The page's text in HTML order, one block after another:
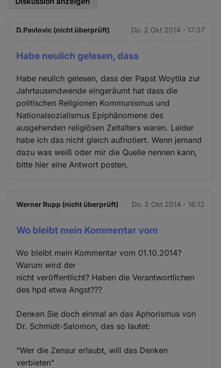
D.Pavlovic (nicht überprüft) Do. 2 Okt 2014 - 17:37
Habe neulich gelesen, dass
Habe neulich gelesen, dass der Papst Woytila zur
Jahrtausendwende eingeräumt hat dass die
politischen Religionen Kommunismus und
Nationalsozialismus Epiphänomene des
ausgehenden religiösen Zeitalters waren. Leider
habe ich das nicht gleich aufnotiert. Wenn jemand
dazu was weiß oder mir die Quelle nennen kann,
bitte hier eine Antwort posten.
Werner Rupp (nicht überprüft) Do. 2 Okt 2014 - 18:12
Wo bleibt mein Kommentar vom
Wo bleibt mein Kommentar vom 01.10.2014?
Warum wird der
nicht veröffentlicht? Haben die Verantwortlichen
des hpd etwa Angst???
Denken Sie doch einmal an das Aphorismus von
Dr. Schmidt-Salomon, das so lautet:
"Wer die Zensur erlaubt, will das Denken
verbieten"